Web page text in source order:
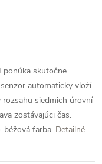
ponúka skutočne
automaticky vloží
siedmich úrovní
zostávajúci čas.
béžová farba. Detailné